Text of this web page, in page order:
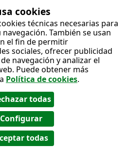
cookies
técnicas necesarias para
También se usan
el fin de permitir
sociales, ofrecer publicidad
navegación y analizar el
Puede obtener más
Política de cookies.